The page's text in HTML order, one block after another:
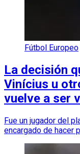
Fútbol Europeo
La decisión
Vinícius u
vuelve a ser
Fue un jugador del
encargado de hacer